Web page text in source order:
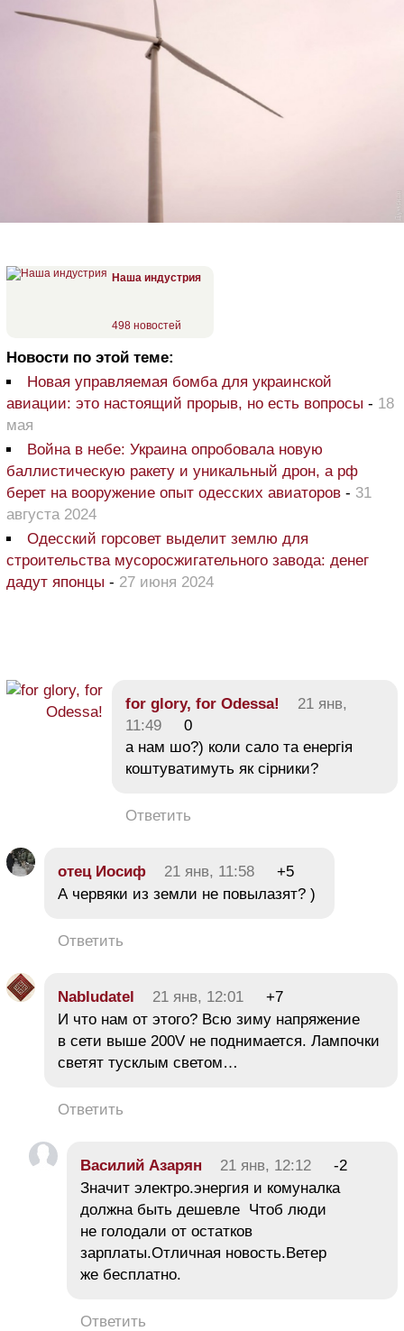
Наша индустрия
498 новостей
Новости по этой теме:
Новая управляемая бомба для украинской
авиации: это настоящий прорыв, но есть вопросы - 18
мая
Война в небе: Украина опробовала новую
баллистическую ракету и уникальный дрон, а рф
берет на вооружение опыт одесских авиаторов - 31
августа 2024
Одесский горсовет выделит землю для
строительства мусоросжигательного завода: денег
дадут японцы - 27 июня 2024
for glory, for Odessa!
21 янв,
11:49
0
а нам шо?) коли сало та енергія
коштуватимуть як сірники?
Ответить
отец Иосиф 21 янв, 11:58
+5
А червяки из земли не повылазят? )
Ответить
Nabludatel 21 янв, 12:01
+7
И что нам от этого? Всю зиму напряжение
в сети выше 200V не поднимается. Лампочки
светят тусклым светом…
Ответить
Василий Азарян 21 янв, 12:12
-2
Значит электро.энергия и комуналка
должна быть дешевле Чтоб люди
не голодали от остатков
зарплаты.Отличная новость.Ветер
же бесплатно.
Ответить